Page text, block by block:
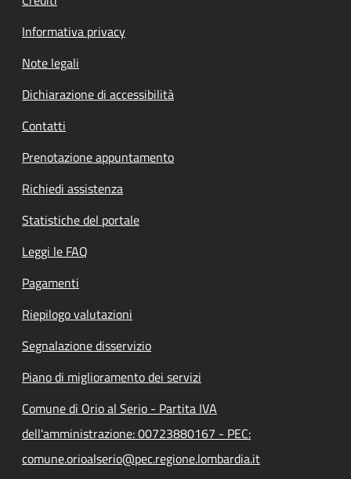
Informativa privacy
Note legali
Dichiarazione di accessibilità
Contatti
Prenotazione appuntamento
Richiedi assistenza
Statistiche del portale
Leggi le FAQ
Pagamenti
Riepilogo valutazioni
Segnalazione disservizio
Piano di miglioramento dei servizi
Comune di Orio al Serio - Partita IVA
dell'amministrazione: 00723880167 - PEC:
comune.orioalserio@pec.regione.lombardia.it